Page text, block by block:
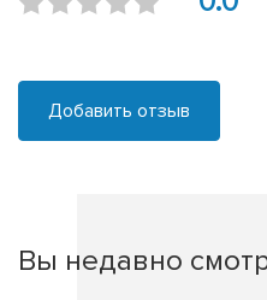
Добавить отзыв
Вы недавно